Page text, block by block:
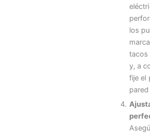
los
tacos
y, a
fije el